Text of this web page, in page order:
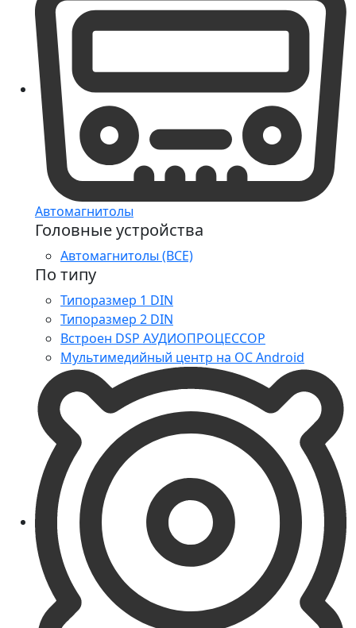
Автомагнитолы
Головные устройства
Автомагнитолы (ВСЕ)
По типу
Типоразмер 1 DIN
Типоразмер 2 DIN
Встроен DSP АУДИОПРОЦЕССОР
Мультимедийный центр на ОС Android